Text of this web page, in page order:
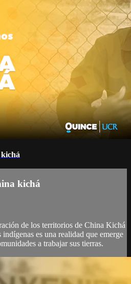
kichá
de los territorios de China Kichá
es una realidad que emerge
a trabajar sus tierras.